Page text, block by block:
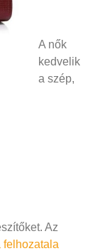
A nők
kedvelik
a szép,
Az
felhozatala